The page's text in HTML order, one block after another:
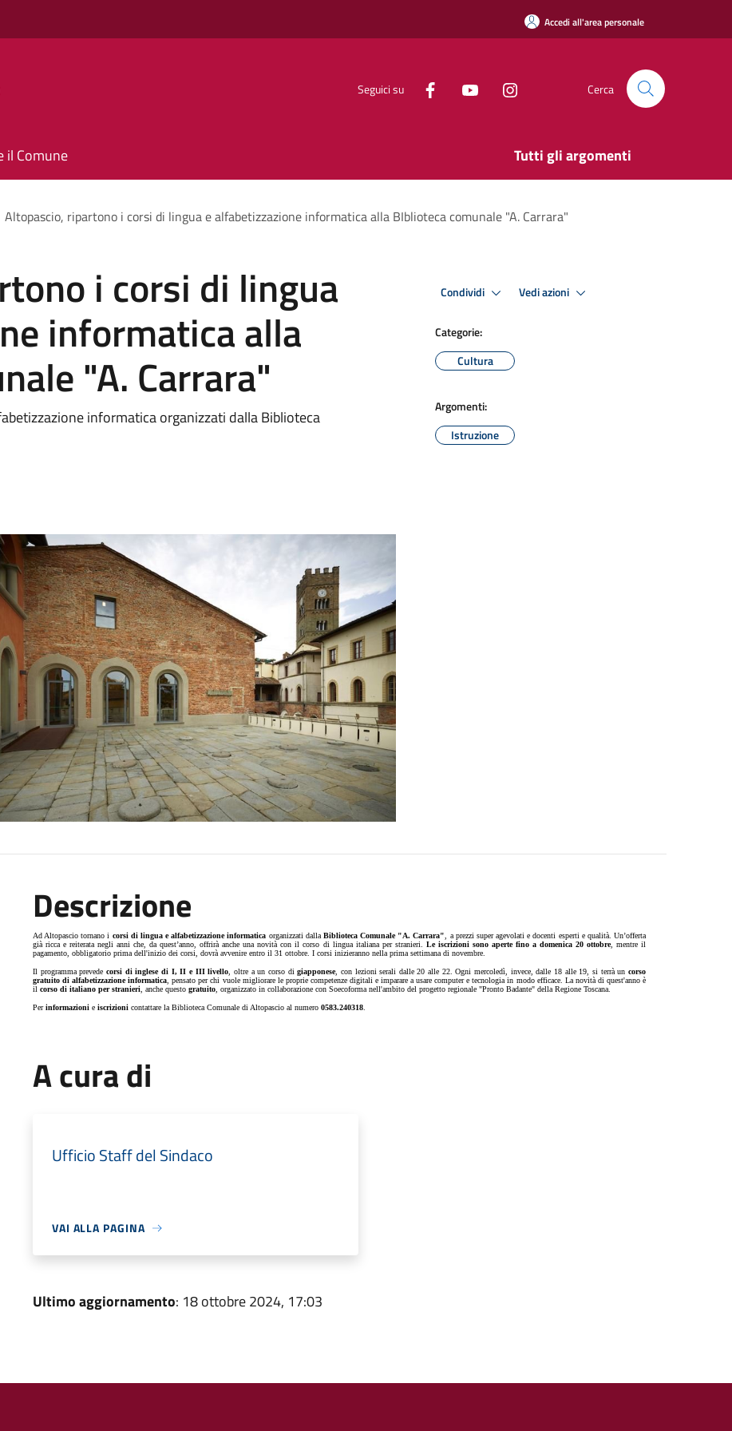
Accedi all'area personale
Seguici su Cerca
il Comune Tutti gli argomenti
Altopascio, ripartono i corsi di lingua e alfabetizzazione informatica alla BIblioteca comunale "A. Carrara"
i corsi di lingua
informatica alla
"A. Carrara"
informatica organizzati dalla Biblioteca
Condividi Vedi azioni
Categorie:
Cultura
Argomenti:
Istruzione
Descrizione
Ad Altopascio tornano i corsi di lingua e alfabetizzazione informatica organizzati dalla Biblioteca Comunale "A. Carrara"
, a prezzi super agevolati e docenti esperti e qualità. Un’offerta
già ricca e reiterata negli anni che, da quest’anno, offrirà anche una novità con il corso di lingua italiana per stranieri. Le iscrizioni sono aperte fino a domenica 20 ottobre, mentre il
pagamento, obbligatorio prima dell'inizio dei corsi, dovrà avvenire entro il 31 ottobre. I corsi inizieranno nella prima settimana di novembre.
Il programma prevede corsi di inglese di I, II e III livello , oltre a un corso digiapponese, con lezioni serali dalle 20 alle 22. Ogni mercoledì, invece, dalle 18 alle 19, si terrà uncorso
gratuito di alfabetizzazione informatica , pensato per chi vuole migliorare le proprie competenze digitali e imparare a usare computer e tecnologia in modo efficace. La novità di quest'anno è
il corso di italiano per stranieri, anche questo gratuito, organizzato in collaborazione con Soecoforma nell'ambito del progetto regionale "Pronto Badante" della Regione Toscana.
Perinformazioni eiscrizioni contattare la Biblioteca Comunale di Altopascio al numero 0583.240318.
A cura di
Ufficio Staff del Sindaco
VAI ALLA PAGINA
Ultimo aggiornamento: 18 ottobre 2024, 17:03